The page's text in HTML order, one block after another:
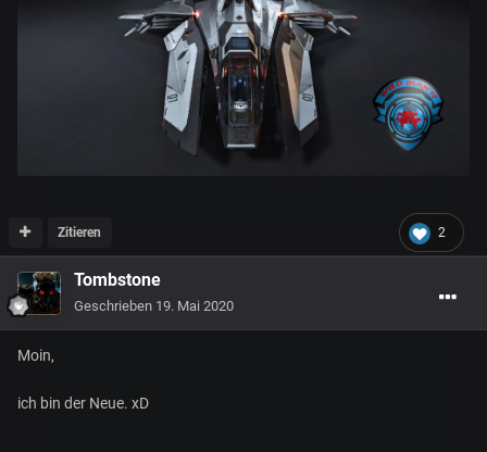
2
Zitieren
Tombstone
Geschrieben 19. Mai 2020
Moin,
ich bin der Neue. xD